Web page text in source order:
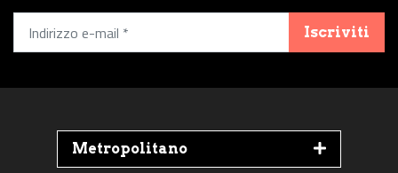
Iscriviti
Metropolitano